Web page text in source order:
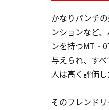
かなりパンチ
ンションなど
ンを持つ
与えられ、す
人は高く評価し
そのフレンド